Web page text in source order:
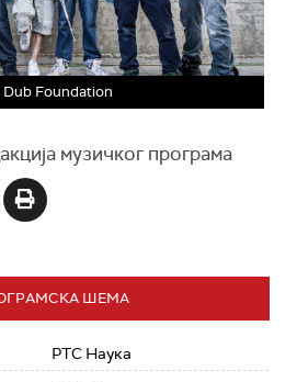
Foundation
музичког програма
ШЕМА
РТС Наука